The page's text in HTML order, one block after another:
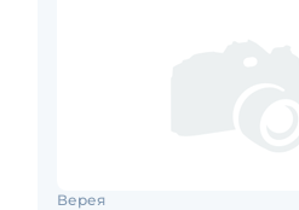
Верея